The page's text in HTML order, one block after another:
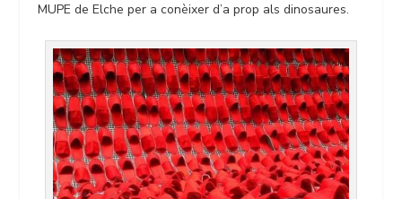
MUPE de Elche per a conèixer d’a prop als dinosaures.